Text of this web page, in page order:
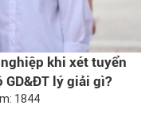
khi xét tuyển
GD&ĐT lý giải gì?
1844